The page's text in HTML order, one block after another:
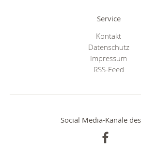
Service
Kontakt
Datenschutz
Impressum
RSS-Feed
Social Media-Kanäle